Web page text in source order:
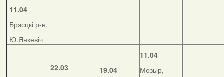
11.04
Брэсцкі р-н,
Ю.Янкевіч
22.03
19.04
11.04
Мозыр,